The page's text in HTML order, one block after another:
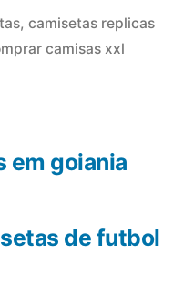
, camisetas replicas
camisas xxl
de futbol
em goiania